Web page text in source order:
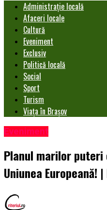
Administrație locală
Afaceri locale
Cultură
Eveniment
Exclusiv
Politică locală
Social
Sport
Turism
Viața în Brașov
Eveniment
Planul marilor puteri
Uniunea Europeană!